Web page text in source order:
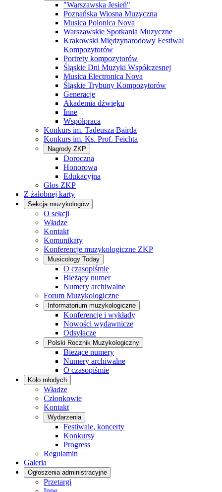
"Warszawska Jesień"
Poznańska Wiosna Muzyczna
Musica Polonica Nova
Warszawskie Spotkania Muzyczne
Krakowski Międzynarodowy Festiwal
Kompozytorów
Portrety kompozytorów
Śląskie Dni Muzyki Współczesnej
Musica Electronica Nova
Śląskie Trybuny Kompozytorów
Generacje
Akademia dźwięku
Inne
Współpraca
Konkurs im. Tadeusza Bairda
Konkurs im. Ks. Prof. Feichta
Nagrody ZKP
Doroczna
Honorowa
Edukacyjna
Głos ZKP
Z żałobnej karty
Sekcja muzykologów
O sekcji
Władze
Kontakt
Komunikaty
Konferencje muzykologiczne ZKP
Musicology Today
O czasopiśmie
Bieżący numer
Numery archiwalne
Forum Muzykologiczne
Informatorium muzykologiczne
Konferencje i wykłady
Nowości wydawnicze
Odsyłacze
Polski Rocznik Muzykologiczny
Bieżące numery
Numery archiwalne
O czasopiśmie
Koło młodych
Władze
Członkowie
Kontakt
Wydarzenia
Festiwale, koncerty
Konkursy
Progress
Regulamin
Galeria
Ogłoszenia administracyjne
Przetargi